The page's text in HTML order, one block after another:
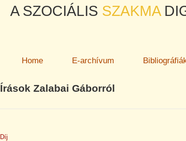
A SZOCIÁLIS SZAKMA
Home E-archívum
Írások Zalabai Gáborról
Díj